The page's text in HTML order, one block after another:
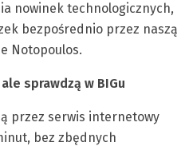
nowinek technologicznych,
bezpośrednio przez naszą
Notopoulos.
sprawdzą w BIGu
przez serwis internetowy
bez zbędnych